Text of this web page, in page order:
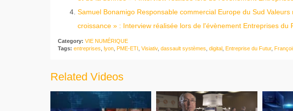
Samuel Bonamigo Responsable commercial Europe du Sud
croissance » : Interview réalisée lors de l'évènement Entreprises du
Category: VIE NUMÉRIQUE
Tags: entreprises lyon PME-ETI Visiativ, dassault systèmes digital Entreprise du Futur,
Related Videos